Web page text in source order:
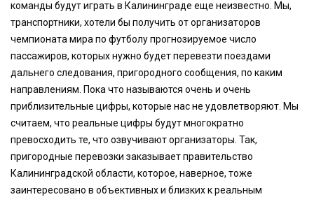
команды будут играть в Калининграде еще неизвестно. Мы,
транспортники, хотели бы получить от организаторов
чемпионата мира по футболу прогнозируемое число
пассажиров, которых нужно будет перевезти поездами
дальнего следования, пригородного сообщения, по каким
направлениям. Пока что называются очень и очень
приблизительные цифры, которые нас не удовлетворяют. Мы
считаем, что реальные цифры будут многократно
превосходить те, что озвучивают организаторы. Так,
пригородные перевозки заказывает правительство
Калининградской области, которое, наверное, тоже
заинтересовано в объективных и близких к реальным